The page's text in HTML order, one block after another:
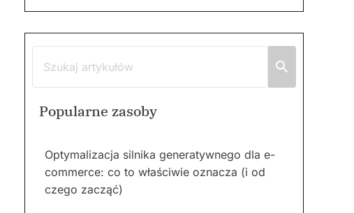
Popularne zasoby
Optymalizacja silnika generatywnego dla e-
commerce: co to właściwie oznacza (i od
czego zacząć)